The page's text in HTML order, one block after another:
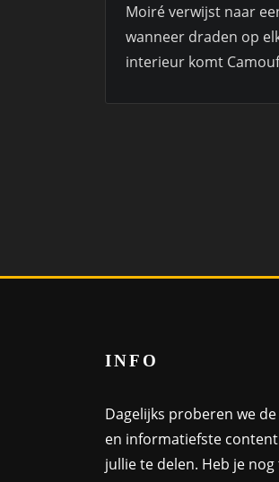
Moiré verwijst naar
wanneer draden op
interieur komt
INFO
Dagelijks proberen we
en informatiefste
jullie te delen. Heb je